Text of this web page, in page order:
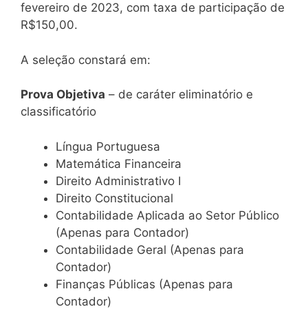
fevereiro de 2023, com taxa de participação de
R$150,00.
A seleção constará em:
Prova Objetiva – de caráter eliminatório e
classificatório
Língua Portuguesa
Matemática Financeira
Direito Administrativo I
Direito Constitucional
Contabilidade Aplicada ao Setor Público
(Apenas para Contador)
Contabilidade Geral (Apenas para
Contador)
Finanças Públicas (Apenas para
Contador)